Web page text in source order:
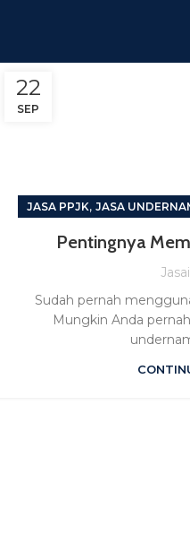
22
SEP
JASA PPJK, JASA
Pentingnya
Sudah pernah
Mungkin Anda